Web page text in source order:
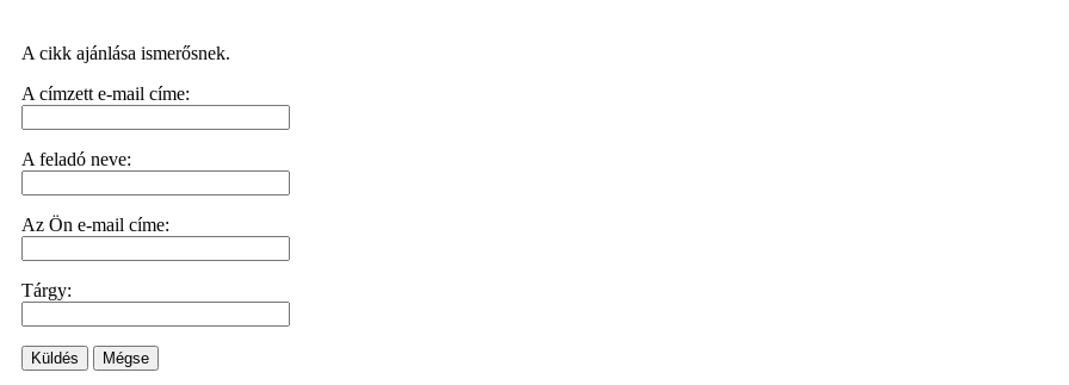
A cikk ajánlása ismerősnek.
A címzett e-mail címe:
A feladó neve:
Az Ön e-mail címe:
Tárgy:
Küldés Mégse